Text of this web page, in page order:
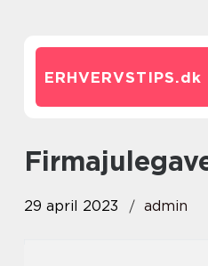
ERHVERVSTIPS.dk
29 april 2023 admin